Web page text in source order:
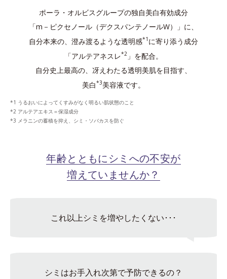
ポーラ・オルビスグループの独自美白有効成分
「m－ピクセノール（デクスパンテノールW）」に、
自分本来の、澄み渡るような透明感*1 に寄り添う成分
「アルテアネスレ*2 」を配合。
自分史上最高の、冴えわたる透明美肌を目指す、
美白*3美容液です。
うるおいによってくすみがなく明るい肌状態のこと
アルテアエキス＝保湿成分
メラニンの蓄積を抑え、シミ・ソバカスを防ぐ
年齢とともにシミへの不安が
増えていませんか？
これ以上シミを増やしたくない･･･
シミはお手入れ次第で予防できるの？